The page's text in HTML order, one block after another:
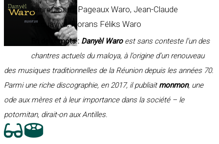
Lauret, Sami Pageaux Waro, Jean-Claude
Acquaviva, Florans Féliks Waro
En deux mots : Danyèl Waroest sans conteste l’un des
chantres actuels du maloya, à l’origine d’un renouveau
des musiques traditionnelles de la Réunion depuis les années 70.
Parmi une riche discographie, en 2017, il publiaitmonmon, une
ode aux mères et à leur importance dans la société – le
potomitan, dirait-on aux Antilles.